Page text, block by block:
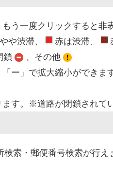
う一度クリックすると非
や渋滞、 赤は渋滞、
鎖
、その他
ー」で拡大縮小ができ
す。※道路が閉鎖されて
索・郵便番号検索が行え